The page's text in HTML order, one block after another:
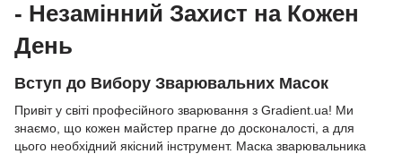
- Незамінний Захист на Кожен
День
Вступ до Вибору Зварювальних Масок
Привіт у світі професійного зварювання з Gradient.ua! Ми
знаємо, що кожен майстер прагне до досконалості, а для
цього необхідний якісний інструмент. Маска зварювальника